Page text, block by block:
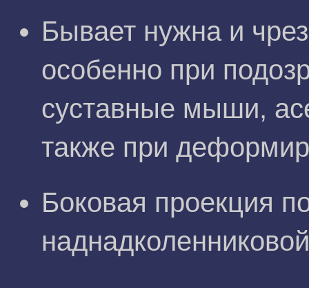
Бывает нужна и
особенно при
суставные мыши,
также при
Боковая проекция